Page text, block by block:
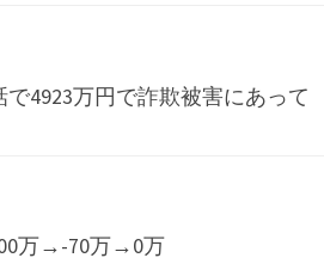
4923万円で詐欺被害にあって
万→-70万→0万